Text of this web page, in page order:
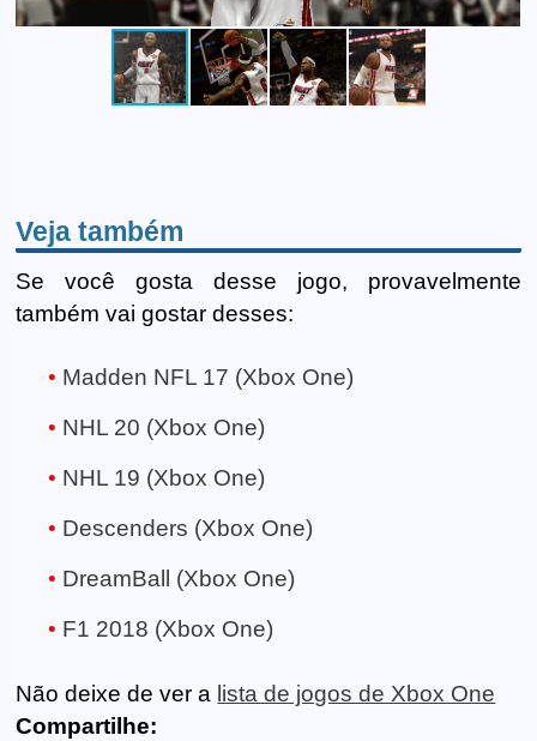
Veja também
Se você gosta desse jogo, provavelmente
também vai gostar desses:
Madden NFL 17 (Xbox One)
NHL 20 (Xbox One)
NHL 19 (Xbox One)
Descenders (Xbox One)
DreamBall (Xbox One)
F1 2018 (Xbox One)
Não deixe de ver a lista de jogos de Xbox One
Compartilhe: